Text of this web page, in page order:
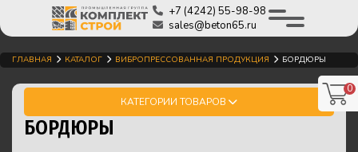
+7 (4242) 55-98-98
sales@beton65.ru
0
ГЛАВНАЯ КАТАЛОГ ВИБРОПРЕССОВАННАЯ ПРОДУКЦИЯ БОРДЮРЫ
КАТЕГОРИИ ТОВАРОВ
БОРДЮРЫ